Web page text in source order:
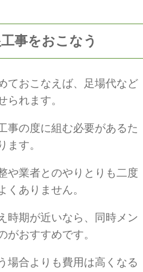
事をおこなう
ておこなえば、足場代など
られます。
事の度に組む必要があるた
ます。
や業者とのやりとりも二度
くありません。
時期が近いなら、同時メン
がおすすめです。
場合よりも費用は高くなる